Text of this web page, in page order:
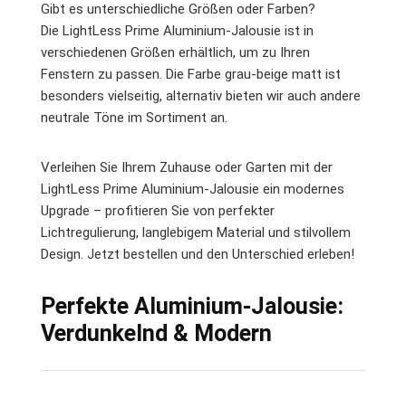
Gibt es unterschiedliche Größen oder Farben?
Die LightLess Prime Aluminium-Jalousie ist in
verschiedenen Größen erhältlich, um zu Ihren
Fenstern zu passen. Die Farbe grau-beige matt ist
besonders vielseitig, alternativ bieten wir auch andere
neutrale Töne im Sortiment an.
Verleihen Sie Ihrem Zuhause oder Garten mit der
LightLess Prime Aluminium-Jalousie ein modernes
Upgrade – profitieren Sie von perfekter
Lichtregulierung, langlebigem Material und stilvollem
Design. Jetzt bestellen und den Unterschied erleben!
Perfekte Aluminium-Jalousie:
Verdunkelnd & Modern